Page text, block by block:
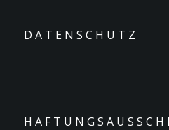
D A T E N S C H U T Z
H A F T U N G S A U S S C H